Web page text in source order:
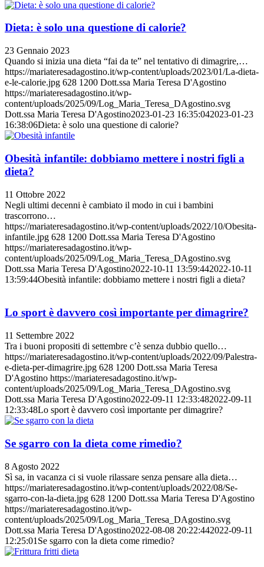
Dieta: è solo una questione di calorie?
23 Gennaio 2023
Quando si inizia una dieta “fai da te” nel tentativo di dimagrire,…
https://mariateresadagostino.it/wp-content/uploads/2023/01/La-dieta-
e-le-calorie.jpg 628 1200 Dott.ssa Maria Teresa D'Agostino
https://mariateresadagostino.it/wp-
content/uploads/2025/09/Log_Maria_Teresa_DAgostino.svg
Dott.ssa Maria Teresa D'Agostino2023-01-23 16:35:042023-01-23
16:38:06Dieta: è solo una questione di calorie?
Obesità infantile: dobbiamo mettere i nostri figli a
dieta?
11 Ottobre 2022
Negli ultimi decenni è cambiato il modo in cui i bambini
trascorrono…
https://mariateresadagostino.it/wp-content/uploads/2022/10/Obesita-
infantile.jpg 628 1200 Dott.ssa Maria Teresa D'Agostino
https://mariateresadagostino.it/wp-
content/uploads/2025/09/Log_Maria_Teresa_DAgostino.svg
Dott.ssa Maria Teresa D'Agostino2022-10-11 13:59:442022-10-11
13:59:44Obesità infantile: dobbiamo mettere i nostri figli a dieta?
Lo sport è davvero così importante per dimagrire?
11 Settembre 2022
Tra i buoni propositi di settembre c’è senza dubbio quello…
https://mariateresadagostino.it/wp-content/uploads/2022/09/Palestra-
e-dieta-per-dimagrire.jpg 628 1200 Dott.ssa Maria Teresa
D'Agostino https://mariateresadagostino.it/wp-
content/uploads/2025/09/Log_Maria_Teresa_DAgostino.svg
Dott.ssa Maria Teresa D'Agostino2022-09-11 12:33:482022-09-11
12:33:48Lo sport è davvero così importante per dimagrire?
Se sgarro con la dieta come rimedio?
8 Agosto 2022
Sì sa, in vacanza ci si vuole rilassare senza pensare alla dieta…
https://mariateresadagostino.it/wp-content/uploads/2022/08/Se-
sgarro-con-la-dieta.jpg 628 1200 Dott.ssa Maria Teresa D'Agostino
https://mariateresadagostino.it/wp-
content/uploads/2025/09/Log_Maria_Teresa_DAgostino.svg
Dott.ssa Maria Teresa D'Agostino2022-08-08 20:22:442022-09-11
12:25:01 Se sgarro con la dieta come rimedio?